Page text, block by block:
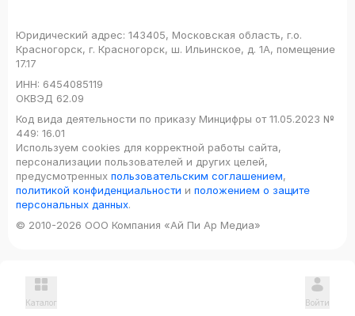
Юридический адрес: 143405, Московская область, г.о.
Красногорск, г. Красногорск, ш. Ильинское, д. 1А, помещение
17.17
ИНН: 6454085119
ОКВЭД 62.09
Код вида деятельности по приказу Минцифры от 11.05.2023 №
449: 16.01
Используем cookies для корректной работы сайта,
персонализации пользователей и других целей,
предусмотренных пользовательским соглашением,
политикой конфиденциальности и положением о защите
персональных данных.
© 2010-2026 ООО Компания «Ай Пи Ар Медиа»
Каталог Войти